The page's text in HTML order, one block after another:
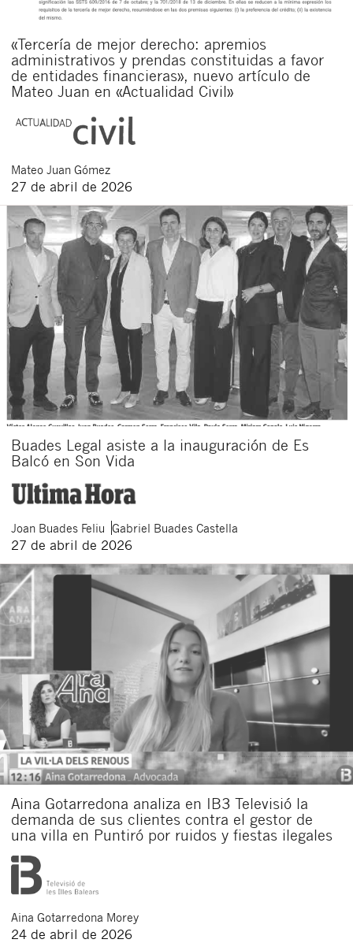
«Tercería de mejor derecho: apremios
administrativos y prendas constituidas a favor
de entidades financieras», nuevo artículo de
Mateo Juan en «Actualidad Civil»
Mateo Juan Gómez
27 de abril de 2026
Buades Legal asiste a la inauguración de Es
Balcó en Son Vida
Joan Buades Feliu Gabriel Buades Castella
27 de abril de 2026
Aina Gotarredona analiza en IB3 Televisió la
demanda de sus clientes contra el gestor de
una villa en Puntiró por ruidos y fiestas ilegales
Aina Gotarredona Morey
24 de abril de 2026